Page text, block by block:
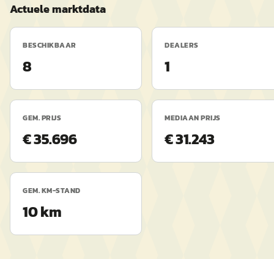
Actuele marktdata
BESCHIKBAAR
8
DEALERS
1
GEM. PRIJS
€ 35.696
MEDIAAN PRIJS
€ 31.243
GEM. KM-STAND
10 km